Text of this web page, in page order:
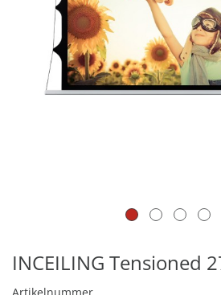
INCEILING Tensioned